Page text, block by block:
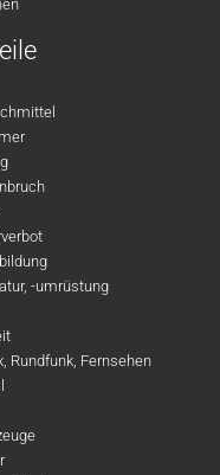
-umrüstung
Rundfunk, Fernsehen